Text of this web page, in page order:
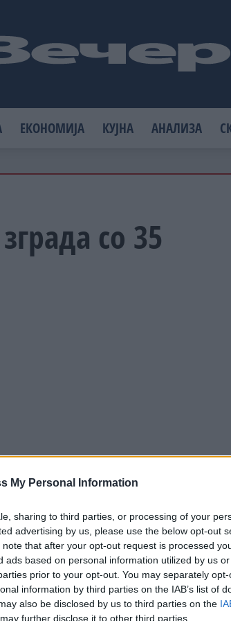
My Personal Information
sharing to third parties, or processing of your
advertising by us, please use the below opt-out
that after your opt-out request is processed
ads based on personal information utilized by us
prior to your opt-out. You may separately
information by third parties on the IAB’s list of
also be disclosed by us to third parties on the
further disclose it to other third parties.
ЕКОНОМИЈА КУЈНА АНАЛИЗА
со 35